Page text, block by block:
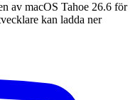
av macOS Tahoe 26.6 för
kan ladda ner